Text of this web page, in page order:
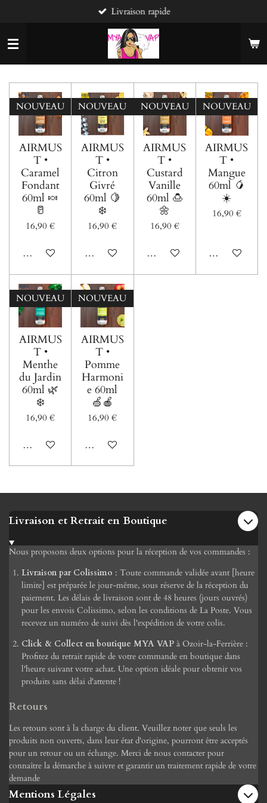
contenu
principal
Livraison rapide
NOUVEAU
AIRMUS
T •
Caramel
Fondant
60ml 🍬
🥛
16,90 €
Voir les détails
NOUVEAU
AIRMUS
T •
Citron
Givré
60ml 🍋
❄️
16,90 €
Voir les détails
NOUVEAU
AIRMUS
T •
Custard
Vanille
60ml 🍮
🌼
16,90 €
Voir les détails
NOUVEAU
AIRMUS
T •
Mangue
60ml 🥭
☀️
16,90 €
Voir les détails
NOUVEAU
AIRMUS
T •
Menthe
du Jardin
60ml 🌿
❄️
16,90 €
Voir les détails
NOUVEAU
AIRMUS
T •
Pomme
Harmoni
e 60ml
🍏🍎
16,90 €
Voir les détails
Livraison et Retrait en Boutique
Nous proposons deux options pour la réception de vos commandes :
Livraison par Colissimo : Toute commande validée avant [heure
limite] est préparée le jour-même, sous réserve de la réception du
paiement. Les délais de livraison sont de 48 heures (jours ouvrés)
pour les envois Colissimo, selon les conditions de La Poste. Vous
recevez un numéro de suivi dès l'expédition de votre colis.
Click & Collect en boutique MYA VAP à Ozoir-la-Ferrière :
Profitez du retrait rapide de votre commande en boutique dans
l'heure suivant votre achat. Une option idéale pour obtenir vos
produits sans délai d'attente !
Retours
Les retours sont à la charge du client. Veuillez noter que seuls les
produits non ouverts, dans leur état d'origine, pourront être acceptés
pour un retour ou un échange. Merci de nous contacter pour
connaître la démarche à suivre et garantir un traitement rapide de votre
demande
Mentions Légales